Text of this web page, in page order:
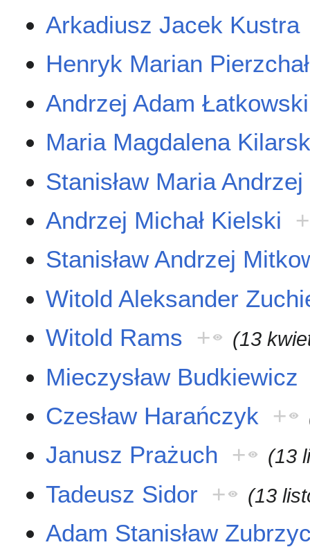
Arkadiusz Jacek Kustra
Henryk Marian
Andrzej Adam Łatkowski
Maria Magdalena
Stanisław Maria
Andrzej Michał Kielski
+
Stanisław Andrzej
Witold Aleksander
Witold Rams + (13
Mieczysław Budkiewicz
Czesław Harańczyk +
Janusz Prażuch + (13
Tadeusz Sidor + (13
Adam Stanisław